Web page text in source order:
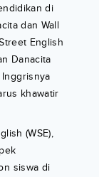
di
dan Wall
English
Danacita
khawatir
(WSE),
siswa di